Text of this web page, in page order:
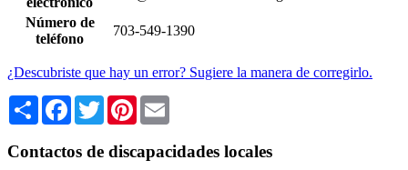
Número de
teléfono
703-549-1390
¿Descubriste que hay un error? Sugiere la manera de corregirlo.
Share Facebook
TwitterPinterest
Contactos de discapacidades locales